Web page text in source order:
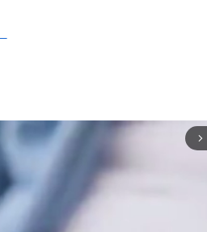
arrow_forward_ios